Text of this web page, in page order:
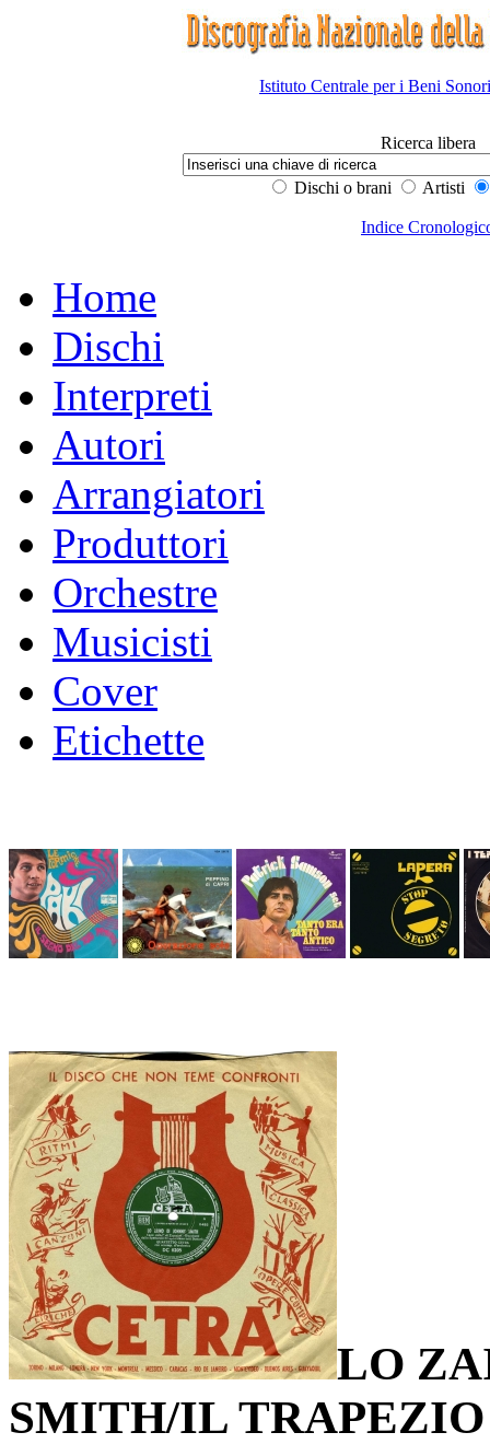
Istituto Centrale per i Beni
Ricerca libera
Dischi o brani Artisti
Indice
Home
Dischi
Interpreti
Autori
Arrangiatori
Produttori
Orchestre
Musicisti
Cover
Etichette
LO
SMITH/IL